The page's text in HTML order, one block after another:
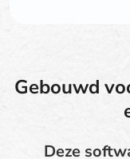
Gebouwd
Deze